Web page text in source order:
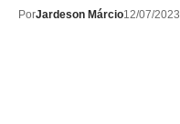
PorJardeson Márcio12/07/2023